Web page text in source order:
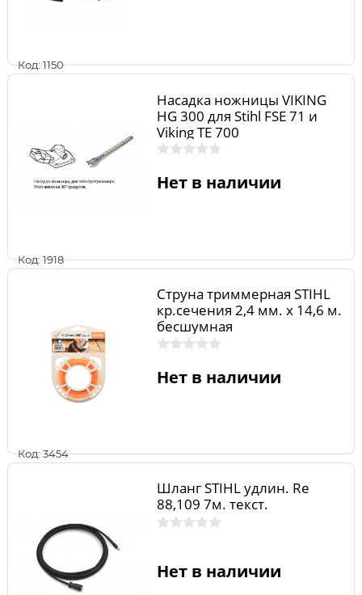
Код: 1150
Код: 1918
Насадка ножницы VIKING
HG 300 для Stihl FSE 71 и
Viking ТЕ 700
Нет в наличии
Код: 3454
Струна триммерная STIHL
кр.сечения 2,4 мм. х 14,6 м.
бесшумная
Нет в наличии
Шланг STIHL удлин. Rе
88,109 7м. текст.
Нет в наличии